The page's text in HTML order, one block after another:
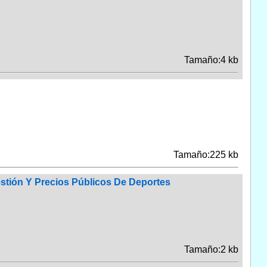
Tamaño:4 kb
Tamaño:225 kb
Y Precios Públicos De Deportes
Tamaño:2 kb